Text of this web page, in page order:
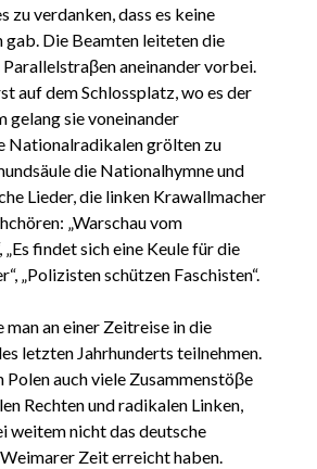
zu verdanken, dass es keine
gab. Die Beamten leiteten die
aneinander vorbei.
auf dem Schlossplatz, wo es der
gelang sie voneinander
Nationalradikalen grölten zu
die Nationalhymne und
Lieder, die linken Krawallmacher
„Warschau vom
„Es findet sich eine Keule für die
„Polizisten schützen Faschisten“.
man an einer Zeitreise in die
letzten Jahrhunderts teilnehmen.
Polen auch viele Zusammenstöβe
Rechten und radikalen Linken,
weitem nicht das deutsche
Zeit erreicht haben.